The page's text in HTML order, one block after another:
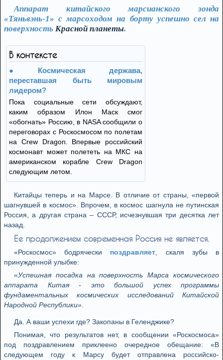
Аппарат китайского марсианского зонда
«Тяньвэнь-1» с марсоходом на борту успешно сел на
поверхность Красной планеты.
В контексте
Космическая держава,
переставшая быть мировым
лидером?
Пока социальные сети обсуждают,
каким образом Илон Маск смог
«обогнать» Россию, в NASA сообщили о
переговорах с Роскосмосом по полетам
на Crew Dragon. Впервые российский
космонавт может полететь на МКС на
американском корабле Crew Dragon
следующим летом.
Китайцы теперь и на Марсе. В отличие от страны, «первой
шагнувшей в космос». Впрочем, в космос шагнула не путинская
Россия, а другая страна – СССР, исчезнувшая три десятка лет
назад.
Ее продолжением современная Россия не является.
«Роскосмос» бодрячески поздравляет , скаля зубы в
принужденной улыбке:
«Успешная посадка на поверхность Марса космического
аппарата Китая - это большой успех программы
фундаментальных космических исследований Китайской
Народной Республики».
Да. А ваши успехи где? Закопаны в Геленджике?
Понимая, что результатов нет, в сообщении «Роскосмоса»
под поздравлением приклеено очередное обещание: «В
следующем году к Марсу будет отправлена российско-